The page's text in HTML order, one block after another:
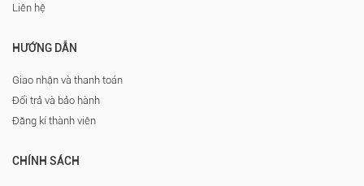
Liên hệ
HƯỚNG DẪN
Giao nhận và thanh toán
Đổi trả và bảo hành
Đăng kí thành viên
CHÍNH SÁCH